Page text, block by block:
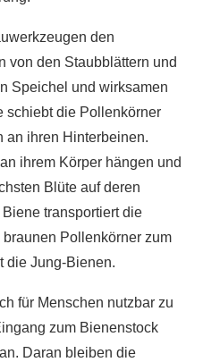
den
von den Staubblättern und
Speichel und wirksamen
schiebt die Pollenkörner
an ihren Hinterbeinen.
ihrem Körper hängen und
Blüte auf deren
transportiert die
Pollenkörner zum
die Jung-Bienen.
für Menschen nutzbar zu
zum Bienenstock
Daran bleiben die